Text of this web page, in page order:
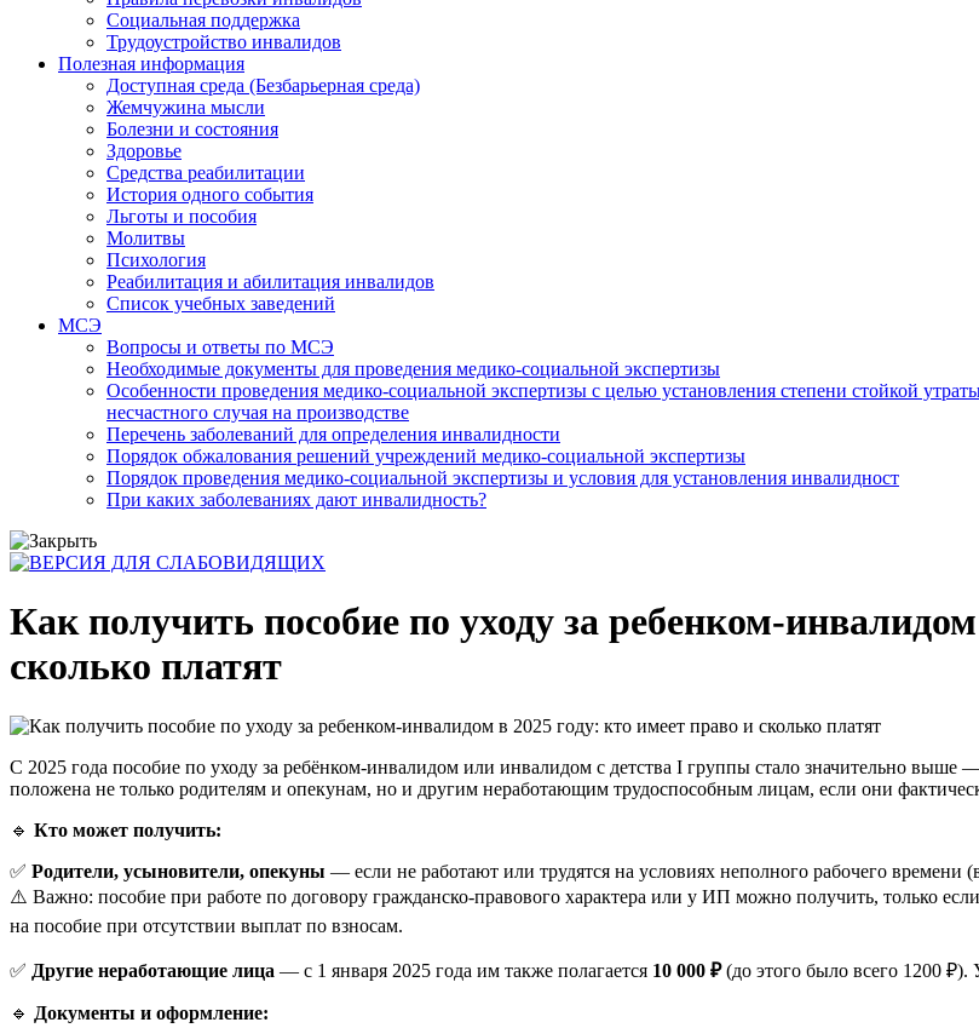
Социальная поддержка
Трудоустройство инвалидов
Полезная информация
Доступная среда (Безбарьерная среда)
Жемчужина мысли
Болезни и состояния
Здоровье
Средства реабилитации
История одного события
Льготы и пособия
Молитвы
Психология
Реабилитация и абилитация инвалидов
Список учебных заведений
МСЭ
Вопросы и ответы по МСЭ
Необходимые документы для проведения медико-социальной экспертизы
Особенности проведения медико-социальной экспертизы с целью установления степени стойкой
несчастного случая на производстве
Перечень заболеваний для определения инвалидности
Порядок обжалования решений учреждений медико-социальной экспертизы
Порядок проведения медико-социальной экспертизы и условия для установления инвалидност
При каких заболеваниях дают инвалидность?
Как получить пособие по уходу за ребенком-
сколько платят
С 2025 года пособие по уходу за ребёнком-инвалидом или инвалидом с детства I группы стало значительно выше —
положена не только родителям и опекунам, но и другим неработающим трудоспособным лицам, если они
🔹 Кто может получить:
✅ Родители, усыновители, опекуны — если не работают или трудятся на условиях неполного рабочего времени
⚠️ Важно: пособие при работе по договору гражданско-правового характера или у ИП можно получить, только
на пособие при отсутствии выплат по взносам.
✅ Другие неработающие лица — с 1 января 2025 года им также полагается 10 000 ₽(до этого было всего 1200 ₽).
🔹 Документы и оформление: